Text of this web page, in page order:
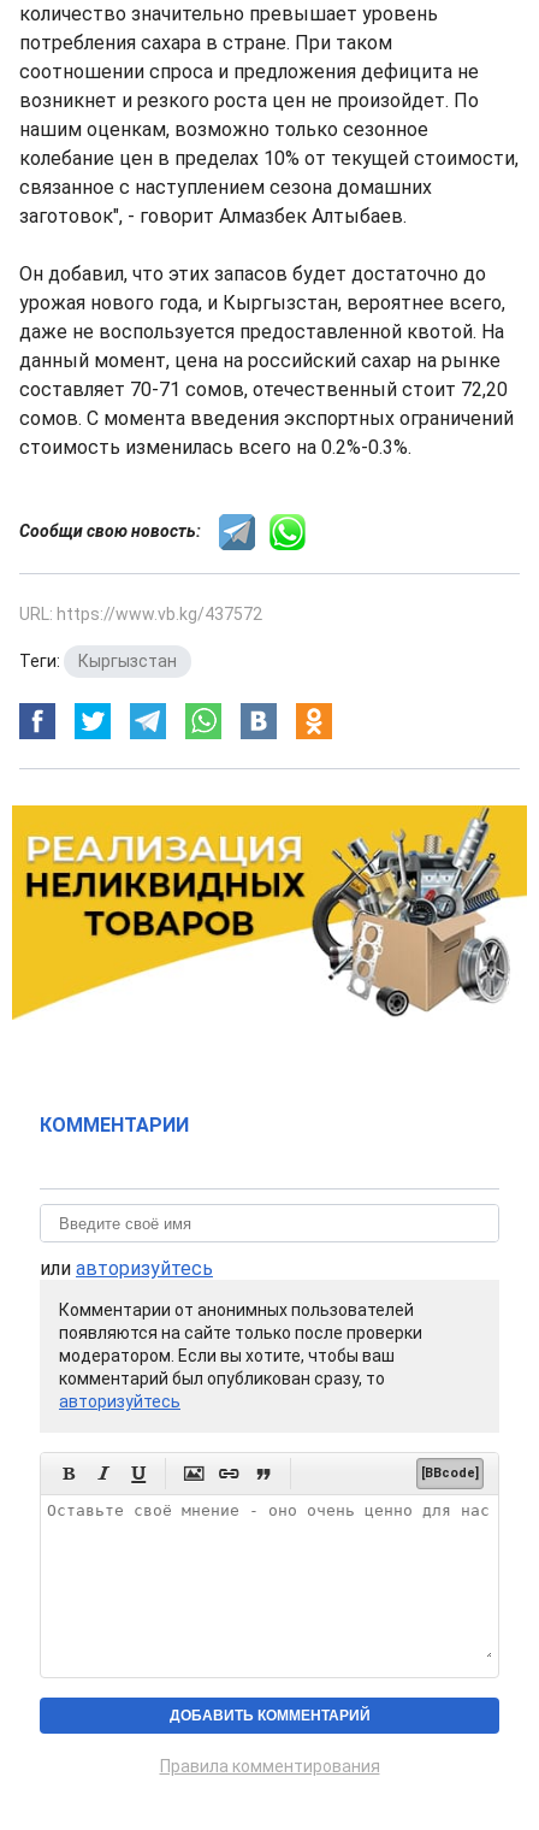
количество значительно превышает уровень
потребления сахара в стране. При таком
соотношении спроса и предложения дефицита не
возникнет и резкого роста цен не произойдет. По
нашим оценкам, возможно только сезонное
колебание цен в пределах 10% от текущей стоимости,
связанное с наступлением сезона домашних
заготовок", - говорит Алмазбек Алтыбаев.
Он добавил, что этих запасов будет достаточно до
урожая нового года, и Кыргызстан, вероятнее всего,
даже не воспользуется предоставленной квотой. На
данный момент, цена на российский сахар на рынке
составляет 70-71 сомов, отечественный стоит 72,20
сомов. С момента введения экспортных ограничений
стоимость изменилась всего на 0.2%-0.3%.
Сообщи свою новость:
URL: https://www.vb.kg/437572
Теги: Кыргызстан
КОММЕНТАРИИ
или авторизуйтесь
Комментарии от анонимных пользователей
появляются на сайте только после проверки
модератором. Если вы хотите, чтобы ваш
комментарий был опубликован сразу, то
авторизуйтесь
      [BBcode]
Правила комментирования